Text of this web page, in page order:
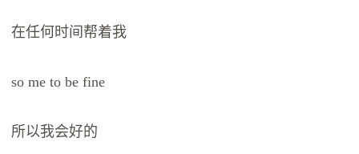
在任何时间帮着我
so me to be fine
所以我会好的